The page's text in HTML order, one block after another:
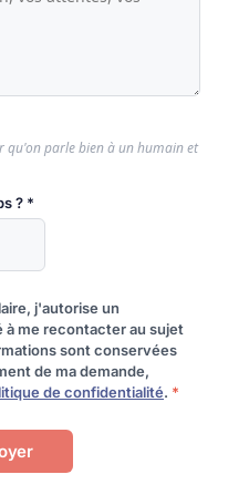
qu'on parle bien à un humain et
? *
j'autorise un
à me recontacter au sujet
sont conservées
de ma demande,
de confidentialité. *